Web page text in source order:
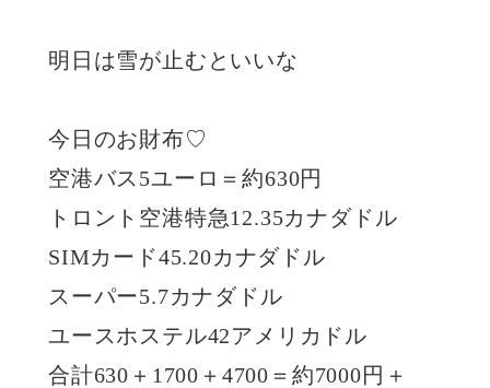
明日は雪が止むといいな
今日のお財布♡
空港バス5ユーロ＝約630円
トロント空港特急12.35カナダドル
SIMカード45.20カナダドル
スーパー5.7カナダドル
ユースホステル42アメリカドル
合計630＋1700＋4700＝約7000円＋